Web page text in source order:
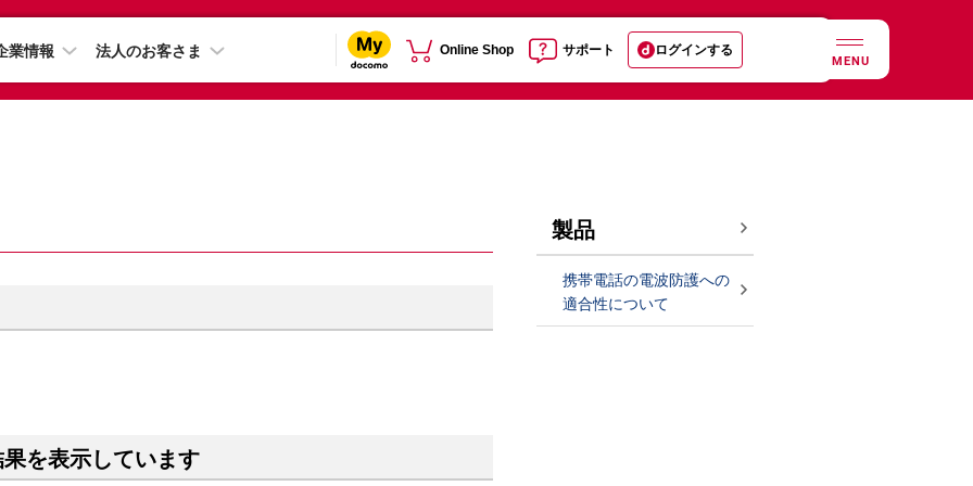
業情報 法人のお客さま Online Shop サポート ログインする
MENU
を表示しています
製品
携帯電話の電波防護への
適合性について